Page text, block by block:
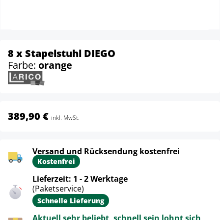
8 x Stapelstuhl DIEGO
Farbe: orange
389,90 € inkl. MwSt.
Versand und Rücksendung kostenfrei
Kostenfrei
Lieferzeit: 1 - 2 Werktage
(Paketservice)
Schnelle Lieferung